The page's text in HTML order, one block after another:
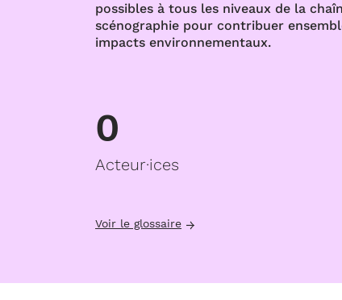
possibles à tous les niveaux de la
scénographie pour contribuer
impacts environnementaux.
0
Acteur·ices
Voir le glossaire